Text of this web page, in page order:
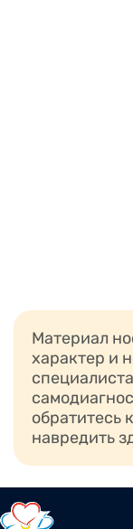
Материал
характер и
обратитесь
навредить